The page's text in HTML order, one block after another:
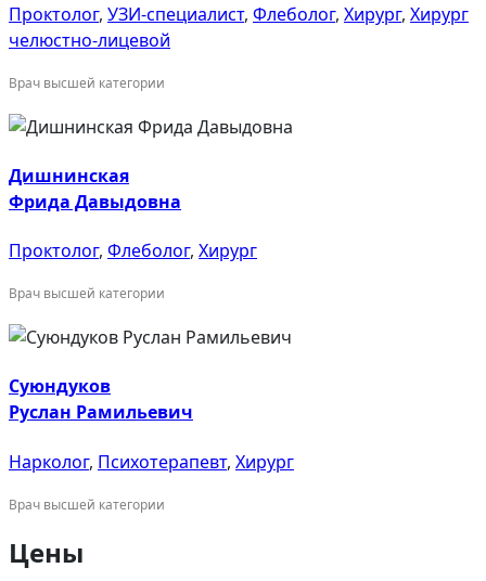
Проктолог, УЗИ-специалист, Флеболог, Хирург, Хирург
челюстно-лицевой
Врач высшей категории
Дишнинская
Фрида Давыдовна
Проктолог, Флеболог, Хирург
Врач высшей категории
Суюндуков
Руслан Рамильевич
Нарколог, Психотерапевт, Хирург
Врач высшей категории
Цены